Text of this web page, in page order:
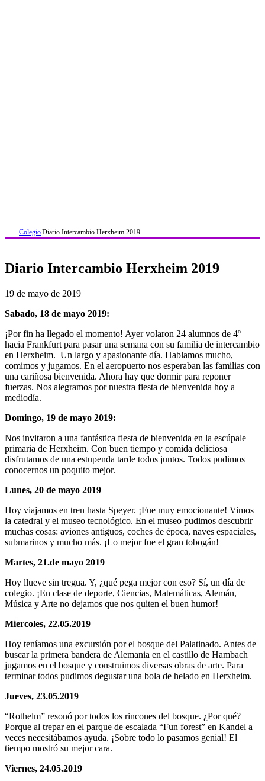
ColegioDiario Intercambio Herxheim 2019
Diario Intercambio Herxheim 2019
19 de mayo de 2019
Sabado, 18 de mayo 2019:
¡Por fin ha llegado el momento! Ayer volaron 24 alumnos de 4º
hacia Frankfurt para pasar una semana con su familia de intercambio
en Herxheim. Un largo y apasionante día. Hablamos mucho,
comimos y jugamos. En el aeropuerto nos esperaban las familias con
una cariñosa bienvenida. Ahora hay que dormir para reponer
fuerzas. Nos alegramos por nuestra fiesta de bienvenida hoy a
mediodía.
Domingo, 19 de mayo 2019:
Nos invitaron a una fantástica fiesta de bienvenida en la escúpale
primaria de Herxheim. Con buen tiempo y comida deliciosa
disfrutamos de una estupenda tarde todos juntos. Todos pudimos
conocernos un poquito mejor.
Lunes, 20 de mayo 2019
Hoy viajamos en tren hasta Speyer. ¡Fue muy emocionante! Vimos
la catedral y el museo tecnológico. En el museo pudimos descubrir
muchas cosas: aviones antiguos, coches de época, naves espaciales,
submarinos y mucho más. ¡Lo mejor fue el gran tobogán!
Martes, 21.de mayo 2019
Hoy llueve sin tregua. Y, ¿qué pega mejor con eso? Sí, un día de
colegio. ¡En clase de deporte, Ciencias, Matemáticas, Alemán,
Música y Arte no dejamos que nos quiten el buen humor!
Miercoles, 22.05.2019
Hoy teníamos una excursión por el bosque del Palatinado. Antes de
buscar la primera bandera de Alemania en el castillo de Hambach
jugamos en el bosque y construimos diversas obras de arte. Para
terminar todos pudimos degustar una bola de helado en Herxheim.
Jueves, 23.05.2019
“Rothelm” resonó por todos los rincones del bosque. ¿Por qué?
Porque al trepar en el parque de escalada “Fun forest” en Kandel a
veces necesitábamos ayuda. ¡Sobre todo lo pasamos genial! El
tiempo mostró su mejor cara.
Viernes, 24.05.2019